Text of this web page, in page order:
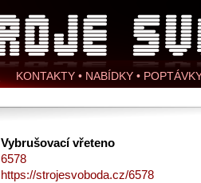
KONTAKTY • NABÍDKY •
Vybrušovací vřeteno
6578
https://strojesvoboda.cz/6578